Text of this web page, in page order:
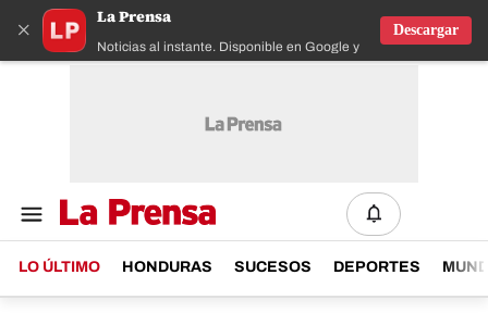
×
La Prensa
Noticias al instante. Disponible en Google y IOS
Descargar
LO ÚLTIMO HONDURAS SUCESOS DEPORTES